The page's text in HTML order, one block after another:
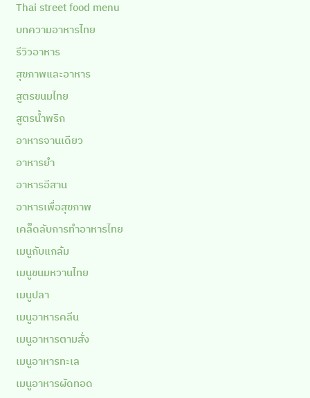
Thai street food menu
บทความอาหารไทย
รีวิวอาหาร
สุขภาพและอาหาร
สูตรขนมไทย
สูตรน้ำพริก
อาหารจานเดียว
อาหารยำ
อาหารอีสาน
อาหารเพื่อสุขภาพ
เคล็ดลับการทำอาหารไทย
เมนูกับแกล้ม
เมนูขนมหวานไทย
เมนูปลา
เมนูอาหารคลีน
เมนูอาหารตามสั่ง
เมนูอาหารทะเล
เมนูอาหารผัดทอด